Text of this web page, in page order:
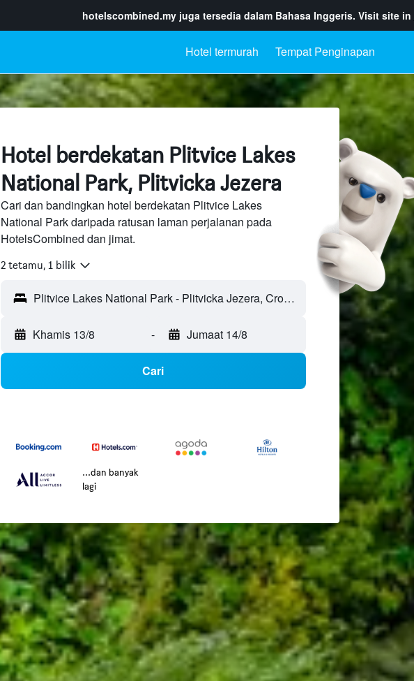
hotelscombined.my juga tersedia dalam Bahasa Inggeris. Visit site in
Hotel termurah Tempat Penginapan
Hotel berdekatan Plitvice Lakes
National Park, Plitvicka Jezera
Cari dan bandingkan hotel berdekatan Plitvice Lakes
National Park daripada ratusan laman perjalanan pada
HotelsCombined dan jimat.
2 tetamu, 1 bilik
Khamis 13/8 - Jumaat 14/8
Cari
...dan banyak
lagi